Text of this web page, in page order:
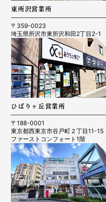
東所沢営業所
〒359-0023
埼玉県所沢市東所沢和田2丁目2-1
ひばりヶ丘営業所
〒188-0001
東京都西東京市谷戸町２丁目11-15
ファーストコンフォート1階